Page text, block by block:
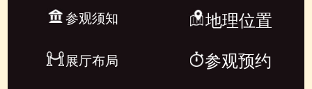
参观须知 地理位置
展厅布局 参观预约